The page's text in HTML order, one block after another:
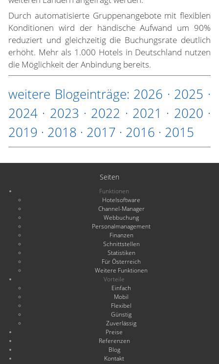
Durch automatisierte Gruppenangebote mit flexiblen
Konditionen wird der händische Aufwand um 90%
reduziert und gleichzeitig die Buchungsrate deutlich
erhöht. Mehr als 1.000 Hotels in Deutschland nutzen
die Möglichkeit der Anbindung bereits.
weitere Blogeinträge: 2026 · 2025 ·
2024 · 2023 · 2022 · 2021 · 2020 ·
2019 · 2018 · 2017 · 2016 · 2015
Seiten
Funktionen
Hotelsoftware
Channel-Manager
Webbuchung
Personalmanagement
Finanzen
Schnittstellen
Statistiken
Für Österreich
Weitere Funktionen
Vorteile
Einfach
Mobil
Flexibel
Günstig
Zuverlässig
Preise
Referenzen
Blog
Kontakt